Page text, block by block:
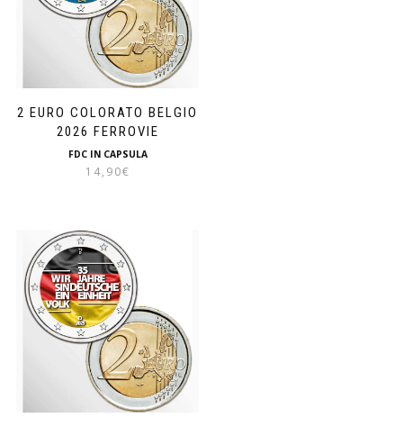
2 EURO COLORATO BELGIO
2026 FERROVIE
FDC IN CAPSULA
14,90€